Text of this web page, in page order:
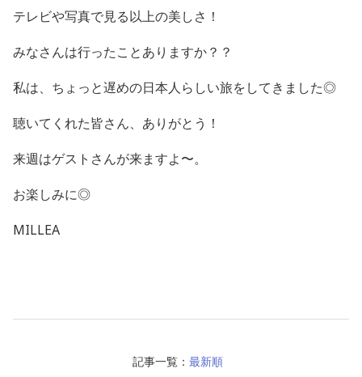
テレビや写真で見る以上の美しさ！
みなさんは行ったことありますか？？
私は、ちょっと遅めの日本人らしい旅をしてきました◎
聴いてくれた皆さん、ありがとう！
来週はゲストさんが来ますよ〜。
お楽しみに◎
MILLEA
記事一覧： 最新順